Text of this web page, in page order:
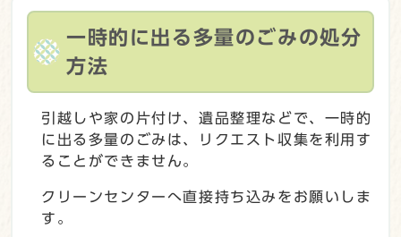
一時的に出る多量のごみの処分
方法
引越しや家の片付け、遺品整理などで、一時的
に出る多量のごみは、リクエスト収集を利用す
ることができません。
クリーンセンターへ直接持ち込みをお願いしま
す。